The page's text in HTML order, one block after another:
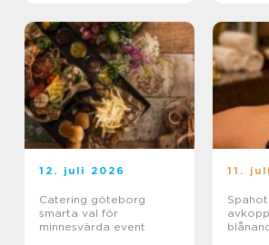
12. juli 2026
Catering göteborg
smarta val för
minnesvärda event
11.